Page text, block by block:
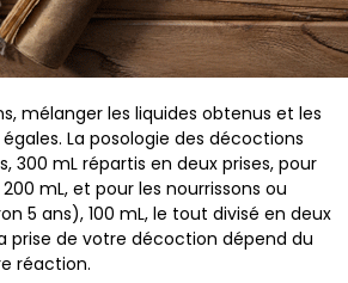
mélanger les liquides obtenus et les
La posologie des décoctions
300 mL répartis en deux prises, pour
mL, et pour les nourrissons ou
5 ans), 100 mL, le tout divisé en deux
prise de votre décoction dépend du
réaction.